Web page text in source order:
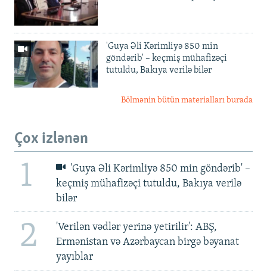
'Guya Əli Kərimliyə 850 min
göndərib' – keçmiş mühafizəçi
tutuldu, Bakıya verilə bilər
Bölmənin bütün materialları burada
Çox izlənən
1
'Guya Əli Kərimliyə 850 min göndərib' –
keçmiş mühafizəçi tutuldu, Bakıya verilə
bilər
2
'Verilən vədlər yerinə yetirilir': ABŞ,
Ermənistan və Azərbaycan birgə bəyanat
yayıblar